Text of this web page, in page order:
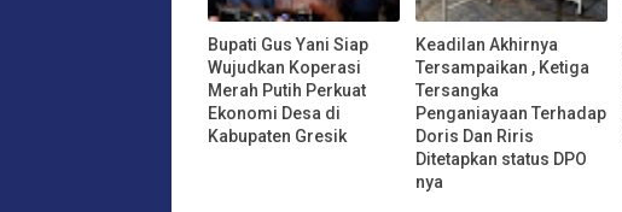
Bupati Gus Yani Siap
Wujudkan Koperasi
Merah Putih Perkuat
Ekonomi Desa di
Kabupaten Gresik
Keadilan Akhirnya
Tersampaikan , Ketiga
Tersangka
Penganiayaan Terhadap
Doris Dan Riris
Ditetapkan status DPO
nya